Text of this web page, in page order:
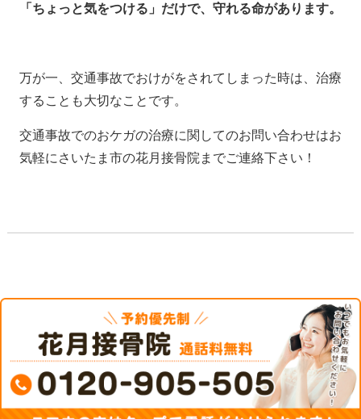
「ちょっと気をつける」だけで、守れる命があります。
万が一、交通事故でおけがをされてしまった時は、治療
することも大切なことです。
交通事故でのおケガの治療に関してのお問い合わせはお
気軽にさいたま市の花月接骨院までご連絡下さい！